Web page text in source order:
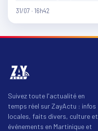
31/07 · 16h42
Suivez toute l'actualité en
temps réel sur ZayActu : infos
locales, faits divers, culture et
événements en Martinique et